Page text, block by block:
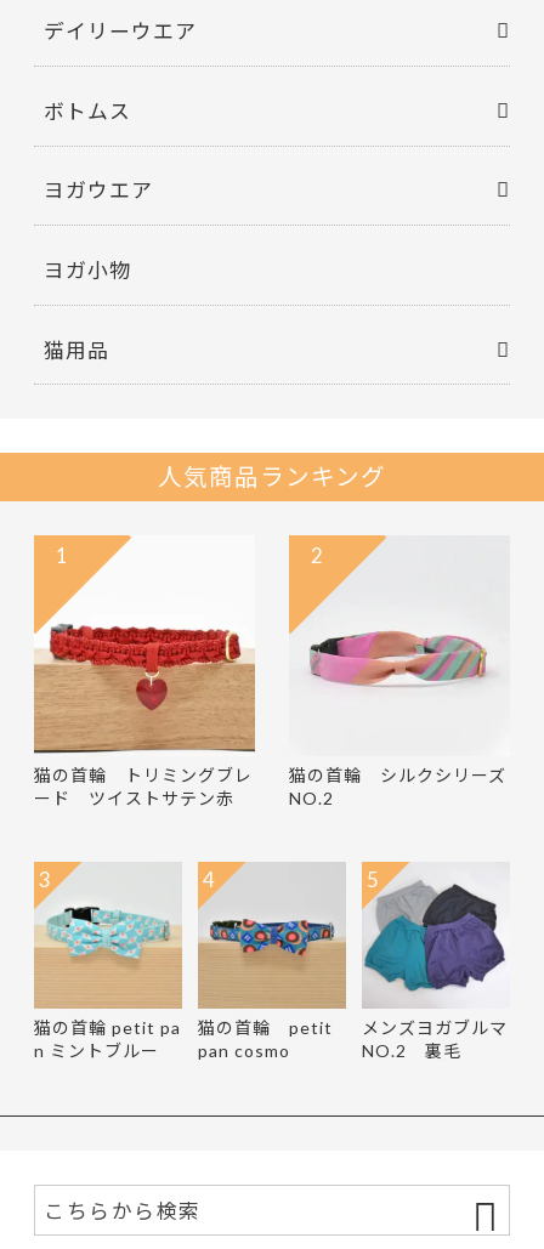
デイリーウエア
ボトムス
ヨガウエア
ヨガ小物
猫用品
人気商品ランキング
猫の首輪 トリミングブレ
ード ツイストサテン赤
1
猫の首輪 シルクシリーズ
NO.2
2
猫の首輪 petit pa
n ミントブルー
3
猫の首輪 petit
pan cosmo
4
メンズヨガブルマ
NO.2 裏毛
5